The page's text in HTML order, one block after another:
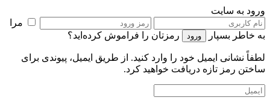
ورود به سایت
مرا
به خاطر بسپار
رمزتان را فراموش کرده‌اید؟
لطفاً نشانی ایمیل خود را‌ وارد کنید. از طریق ایمیل، پیوندی برای
ساختن رمز تازه دریافت خواهید کرد.